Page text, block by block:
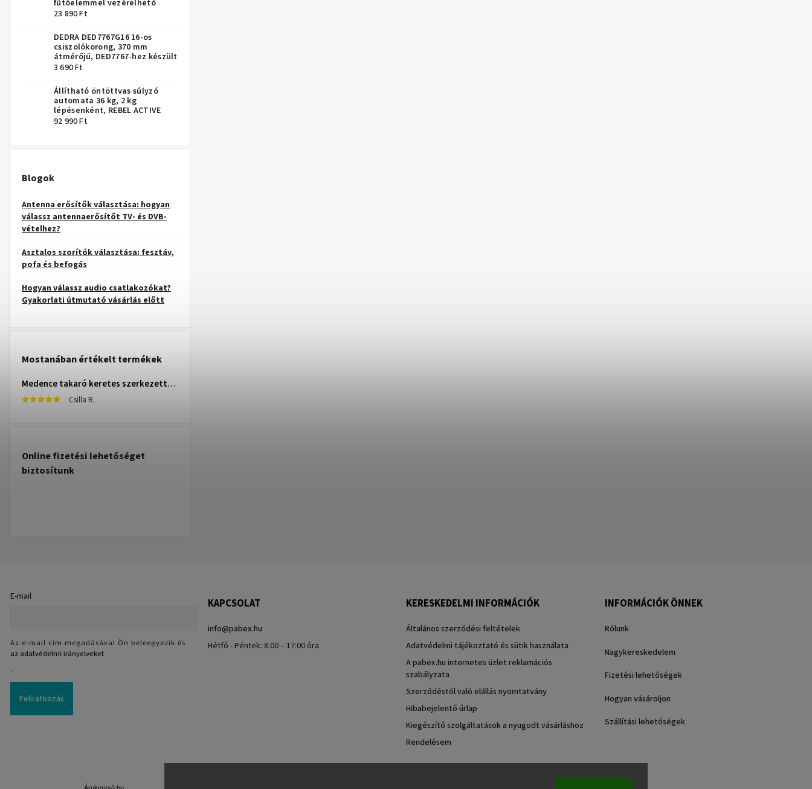
fűtőelemmel vezérelhető
23 890 Ft
DEDRA DED7767G16 16-os
csiszolókorong, 370 mm
átmérőjű, DED7767-hez készült
3 690 Ft
Állítható öntöttvas súlyzó
automata 36 kg, 2 kg
lépésenként, REBEL ACTIVE
92 990 Ft
Blogok
Antenna erősítők választása: hogyan
válassz antennaerősítőt TV- és DVB-
vételhez?
Asztalos szorítók választása: fesztáv,
pofa és befogás
Hogyan válassz audio csatlakozókat?
Gyakorlati útmutató vásárlás előtt
Mostanában értékelt termékek
Medence takaró keretes szerkezettel 305 cm INTEX 28030
Csilla R.
Online fizetési lehetőséget
biztosítunk
E-mail
Az e-mail cím megadásával Ön beleegyezik és
az adatvédelmi irányelveket
.
Feliratkozás
KAPCSOLAT
info@pabex.hu
Hétfő - Péntek: 8:00 – 17:00 óra
KERESKEDELMI INFORMÁCIÓK
Általános szerződési feltételek
Adatvédelmi tájékoztató és sütik használata
A pabex.hu internetes üzlet reklamációs
szabályzata
Szerződéstől való elállás nyomtatvány
Hibabejelentő űrlap
Kiegészítő szolgáltatások a nyugodt vásárláshoz
Rendelésem
INFORMÁCIÓK ÖNNEK
Rólunk
Nagykereskedelem
Fizetési lehetőségek
Hogyan vásároljon
Szállítási lehetőségek